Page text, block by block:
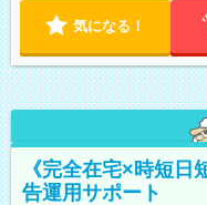
気になる！
《完全在宅×時短
告運用サポート